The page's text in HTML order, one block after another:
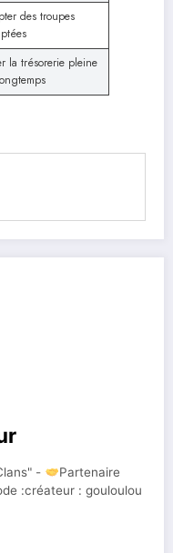
des troupes
la trésorerie pleine
-
Partenaire
:créateur : gouloulou